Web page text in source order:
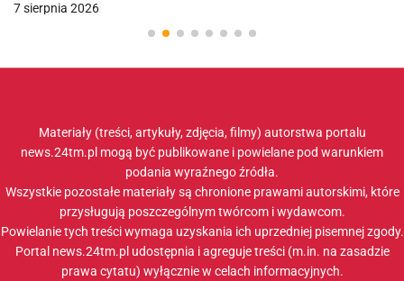
7 sierpnia 2026
Materiały (treści, artykuły, zdjęcia, filmy) autorstwa portalu
news.24tm.pl mogą być publikowane i powielane pod warunkiem
podania wyraźnego źródła.
Wszystkie pozostałe materiały są chronione prawami autorskimi, które
przysługują poszczególnym twórcom i wydawcom.
Powielanie tych treści wymaga uzyskania ich uprzedniej pisemnej zgody.
Portal news.24tm.pl udostępnia i agreguje treści (m.in. na zasadzie
prawa cytatu) wyłącznie w celach informacyjnych.